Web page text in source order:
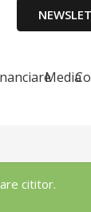
Media
cititor.